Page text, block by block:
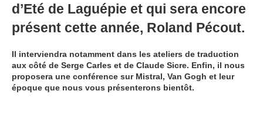
d’Eté de Laguépie et qui sera encore
présent cette année, Roland Pécout.
Il interviendra notamment dans les ateliers de traduction
aux côté de Serge Carles et de Claude Sicre. Enfin, il nous
proposera une conférence sur Mistral, Van Gogh et leur
époque que nous vous présenterons bientôt.